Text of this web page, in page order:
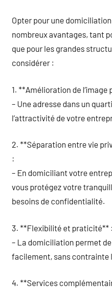
Opter pour une
nombreux avantages, tant
que pour les grandes
considérer :
1. **Amélioration de
– Une adresse dans un
l’attractivité de votre
2. **Séparation entre vie
:
– En domiciliant votre
vous protégez votre
besoins de confidentialité.
3. **Flexibilité et praticité** :
– La domiciliation permet de
facilement, sans contrainte
4. **Services